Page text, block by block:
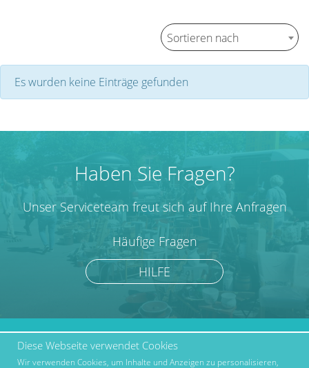
Sortieren nach
Es wurden keine Einträge gefunden
Haben Sie Fragen?
Unser Serviceteam freut sich auf Ihre Anfragen
Häufige Fragen
HILFE
marktcom.de Deutschland
GmbH © 2019
Werben bei Marktcom
Diese Webseite verwendet Cookies
Wir verwenden Cookies, um Inhalte und Anzeigen zu personalisieren,